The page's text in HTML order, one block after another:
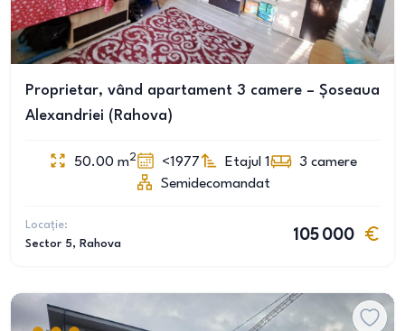
Proprietar, vând apartament 3 camere – Șoseaua
Alexandriei (Rahova)
50.00 m2 <1977 Etajul 1 3 camere
Semidecomandat
Locație:
Sector 5, Rahova
105 000